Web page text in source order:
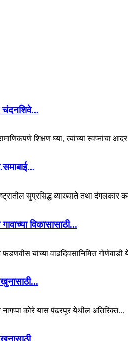
चंदनशिवे...
शिक्षण घ्या, त्यांच्या स्वप्नांचा
सुप्रसिद्ध व्याख्याते तथा दंगलकार
विकासासाठी...
यांच्या वाढदिवसानिमित्त गोणेवाडी
कोरे यास पंढरपूर येथील अतिरिक्त...